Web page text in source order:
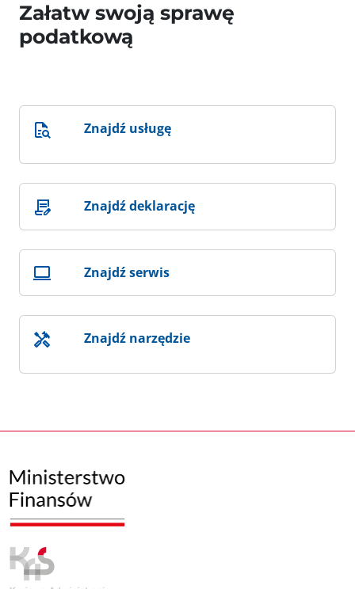
Załatw swoją sprawę
podatkową
Znajdź usługę
Znajdź deklarację
Znajdź serwis
Znajdź narzędzie